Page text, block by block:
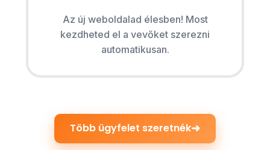
Az új weboldalad élesben! Most
kezdheted el a vevőket szerezni
automatikusan.
Több ügyfelet szeretnék➜